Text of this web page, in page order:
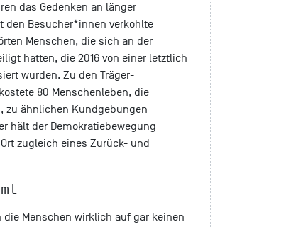
das Gedenken an länger
den Besucher*innen verkohlte
Menschen, die sich an der
hatten, die 2016 von einer letztlich
wurden. Zu den Träger-
80 Menschenleben, die
zu ähnlichen Kundgebungen
hält der Demokratiebewegung
zugleich eines Zurück- und
Menschen wirklich auf gar keinen